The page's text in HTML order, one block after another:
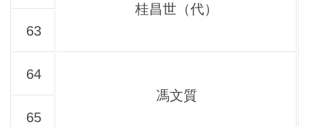
桂昌世（代）
63
64
馮文質
65